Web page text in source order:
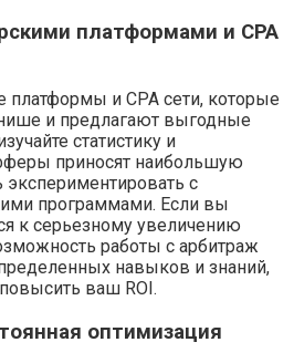
платформами и CPA
платформы и CPA сети, которые
и предлагают выгодные
статистику и
приносят наибольшую
экспериментировать с
программами. Если вы
к серьезному увеличению
работы с арбитраж
навыков и знаний,
ваш ROI.
оптимизация